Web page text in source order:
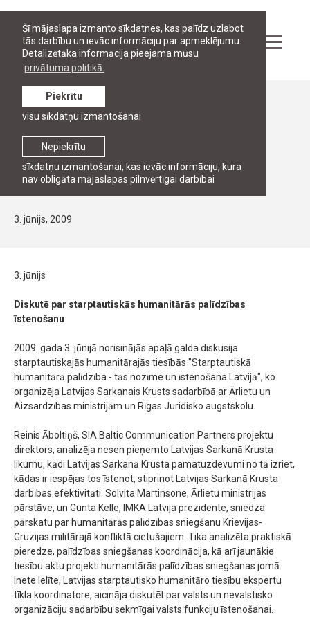
Šī mājaslapa izmanto sīkdatnes, kas palīdz uzlabot
tās darbību un ievāc informāciju par apmeklējumu.
Detalizētāka informācija pieejama mūsu
privātuma politikā.
Nepiekrītu
sīkdatņu izmantošanai, kas ievāc informāciju, kura
nav obligāta mājaslapas pilnvērtīgai darbībai
Piekrītu
visu sīkdatņu izmantošanai
Ziņas
Apaļais galds starptautiskajās
humanitārajās tiesībās "Starptautiskā
humanitārā palīdzība - tās nozīme un
īstenošana Latvijā".
3. jūnijs, 2009
3. jūnijs
Diskutē par starptautiskās humanitārās palīdzības
īstenošanu
2009. gada 3. jūnijā norisinājās apaļā galda diskusija
starptautiskajās humanitārajās tiesībās "Starptautiskā
humanitārā palīdzība - tās nozīme un īstenošana Latvijā", ko
organizēja Latvijas Sarkanais Krusts sadarbībā ar Ārlietu un
Aizsardzības ministrijām un Rīgas Juridisko augstskolu.
Reinis Āboltiņš, SIA Baltic Communication Partners projektu
direktors, analizēja nesen pieņemto Latvijas Sarkanā Krusta
likumu, kādi Latvijas Sarkanā Krusta pamatuzdevumi no tā izriet,
kādas ir iespējas tos īstenot, stiprinot Latvijas Sarkanā Krusta
darbības efektivitāti. Solvita Martinsone, Ārlietu ministrijas
pārstāve, un Gunta Kelle, IMKA Latvija prezidente, sniedza
pārskatu par humanitārās palīdzības sniegšanu Krievijas-
Gruzijas militārajā konfliktā cietušajiem. Tika analizēta praktiskā
pieredze, palīdzības sniegšanas koordinācija, kā arī jaunākie
tiesību aktu projekti humanitārās palīdzības sniegšanas jomā.
Inete Ielīte, Latvijas starptautisko humanitāro tiesību ekspertu
tīkla koordinatore, aicināja diskutēt par valsts un nevalstisko
organizāciju sadarbību sekmīgai valsts funkciju īstenošanai.